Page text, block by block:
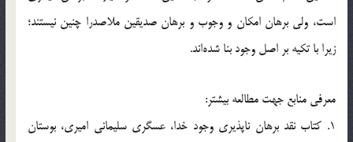
است، ولي برهان امكان و وجوب و برهان صديقين ملاصدرا چنين نيستند؛
زيرا با تكيه بر اصل وجود بنا شده‌اند.
معرفي منابع جهت مطالعه بيشتر:
1. كتاب نقد برهان ناپذيري وجود خدا، عسگري سليماني اميري، بوستان